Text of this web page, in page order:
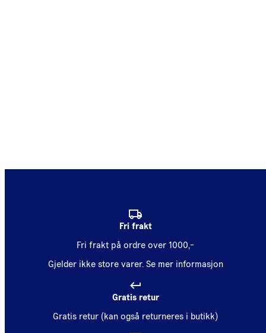
Fri frakt
Fri frakt på ordre over 1000,-
Gjelder ikke store varer. Se mer informasjon
Gratis retur
Gratis retur (kan også returneres i butikk)